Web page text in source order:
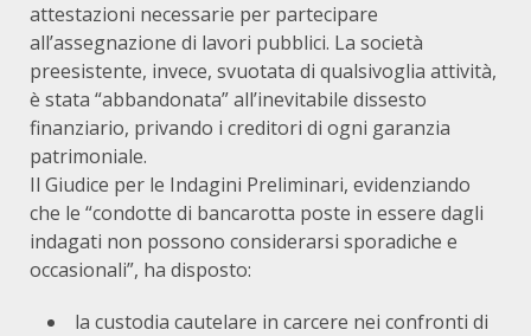
attestazioni necessarie per partecipare
all’assegnazione di lavori pubblici. La società
preesistente, invece, svuotata di qualsivoglia attività,
è stata “abbandonata” all’inevitabile dissesto
finanziario, privando i creditori di ogni garanzia
patrimoniale.
Il Giudice per le Indagini Preliminari, evidenziando
che le “condotte di bancarotta poste in essere dagli
indagati non possono considerarsi sporadiche e
occasionali”, ha disposto:
la custodia cautelare in carcere nei confronti di